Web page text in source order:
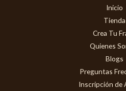
Inicio
Tienda
Crea Tu
Quienes
Blogs
Preguntas
Inscripción de